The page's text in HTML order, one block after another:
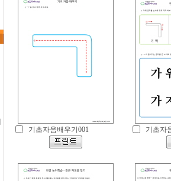
기초자음배우기001 기초자